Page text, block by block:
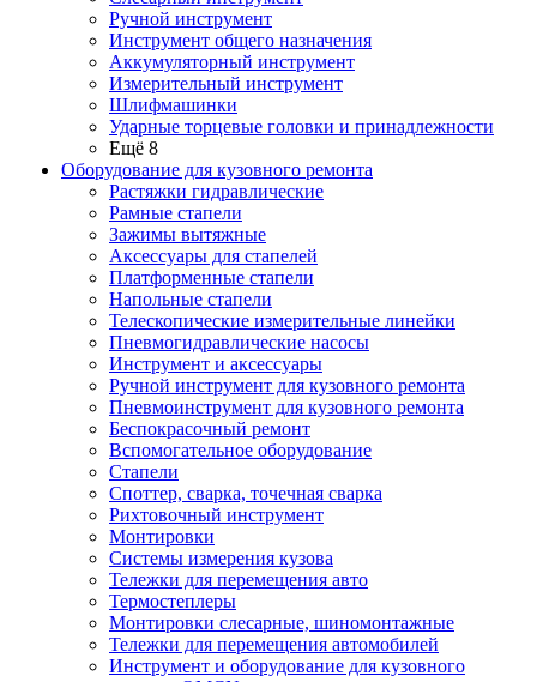
Ручной инструмент
Инструмент общего назначения
Аккумуляторный инструмент
Измерительный инструмент
Шлифмашинки
Ударные торцевые головки и принадлежности
Ещё 8
Оборудование для кузовного ремонта
Растяжки гидравлические
Рамные стапели
Зажимы вытяжные
Аксессуары для стапелей
Платформенные стапели
Напольные стапели
Телескопические измерительные линейки
Пневмогидравлические насосы
Инструмент и аксессуары
Ручной инструмент для кузовного ремонта
Пневмоинструмент для кузовного ремонта
Беспокрасочный ремонт
Вспомогательное оборудование
Стапели
Споттер, сварка, точечная сварка
Рихтовочный инструмент
Монтировки
Системы измерения кузова
Тележки для перемещения авто
Термостеплеры
Монтировки слесарные, шиномонтажные
Тележки для перемещения автомобилей
Инструмент и оборудование для кузовного